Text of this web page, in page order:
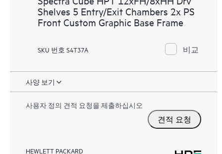
Shelves 5 Entry/Exit Chambers 2x PS
Front Custom Graphic Base Frame
SKU 번호 S4T37A 비교
사양 보기
사용자 정의 견적 요청을 제출하십시오
견적 요청
HEWLETT PACKARD